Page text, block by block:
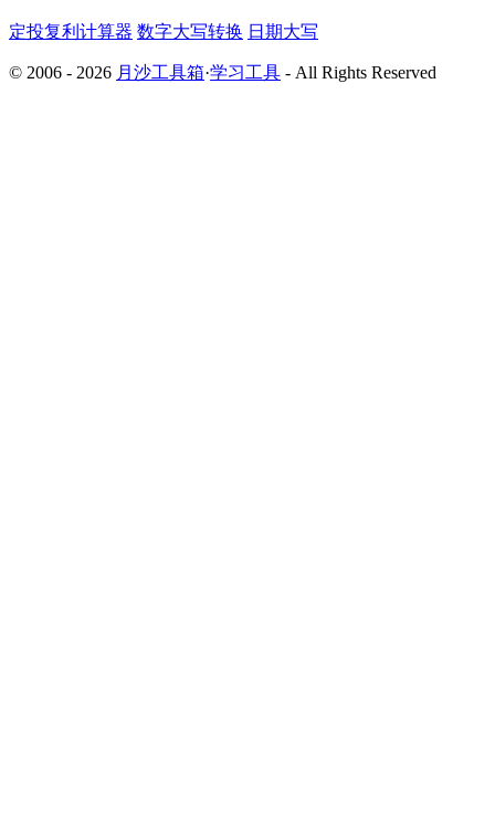
定投复利计算器 数字大写转换 日期大写
© 2006 - 2026 月沙工具箱·学习工具 - All Rights Reserved